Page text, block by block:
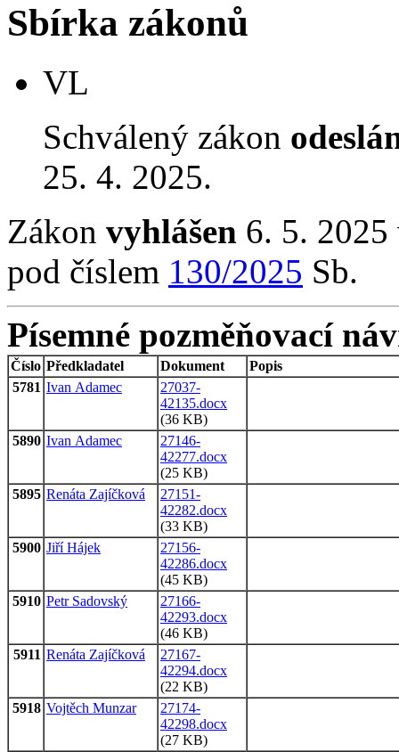
Sbírka zákonů
VL
Schválený zákon
25. 4. 2025.
Zákon vyhlášen 6. 5. 2025
pod číslem 130/2025 Sb.
Písemné pozměňovací
Číslo Předkladatel Dokument
Popis
5781 Ivan Adamec
27037-
42135.docx
(36 KB)
5890 Ivan Adamec
27146-
42277.docx
(25 KB)
5895 Renáta Zajíčková
27151-
42282.docx
(33 KB)
5900 Jiří Hájek
27156-
42286.docx
(45 KB)
5910 Petr Sadovský
27166-
42293.docx
(46 KB)
5911 Renáta Zajíčková
27167-
42294.docx
(22 KB)
5918 Vojtěch Munzar
27174-
42298.docx
(27 KB)